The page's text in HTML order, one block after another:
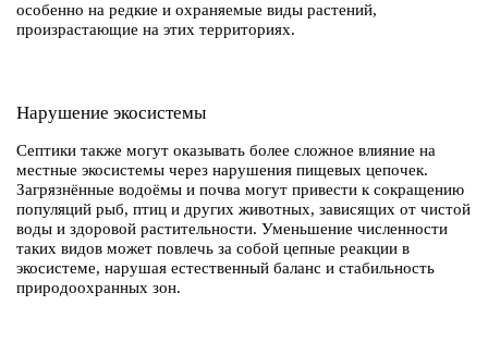
особенно на редкие и охраняемые виды растений,
произрастающие на этих территориях.
Нарушение экосистемы
Септики также могут оказывать более сложное влияние на
местные экосистемы через нарушения пищевых цепочек.
Загрязнённые водоёмы и почва могут привести к сокращению
популяций рыб, птиц и других животных, зависящих от чистой
воды и здоровой растительности. Уменьшение численности
таких видов может повлечь за собой цепные реакции в
экосистеме, нарушая естественный баланс и стабильность
природоохранных зон.